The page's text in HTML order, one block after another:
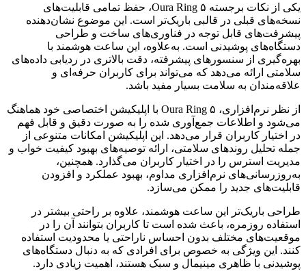
یکی از نکات برجسته Oura Ring ۵، حفظ تمامی قابلیت‌های
نسخه‌های قبلی در قالبی باریک‌تر است. این موضوع نشان‌دهنده
پیشرفت‌های قابل توجه در فناوری‌های ساخت و طراحی
دستگاه‌های پوشیدنی است. به‌علاوه، این ساعت هوشمند با
بهره‌گیری از سنسورهای پیشرفته، دقت بالاتری در ردیابی داده‌های
سلامتی ارائه می‌دهد که می‌تواند برای کاربران حرفه‌ای و
علاقه‌مندان به سلامت بسیار مفید باشد.
از نظر نرم‌افزاری، Oura Ring ۵ با اپلیکیشن اختصاصی خود هماهنگ
می‌شود و اطلاعات جمع‌آوری شده را به صورت دقیق و قابل فهم
در اختیار کاربران قرار می‌دهد. این اپلیکیشن امکانات متنوعی از
جمله تحلیل روندهای سلامتی، ارائه توصیه‌های بهبود کیفیت خواب و
مدیریت استرس را در اختیار کاربران می‌گذارد. همچنین،
به‌روزرسانی‌های نرم‌افزاری مداوم، بهبود عملکرد و افزودن
قابلیت‌های جدید را ممکن می‌سازد.
طراحی باریک‌تر این ساعت هوشمند، علاوه بر راحتی بیشتر در
استفاده روزمره، باعث شده است تا کاربران بتوانند آن را در
موقعیت‌های مختلف بدون احساس ناراحتی یا محدودیت استفاده
کنند. این ویژگی به خصوص برای افرادی که به دنبال دستگاه‌های
پوشیدنی با ظاهری مینیمال و سبک هستند، اهمیت زیادی دارد.